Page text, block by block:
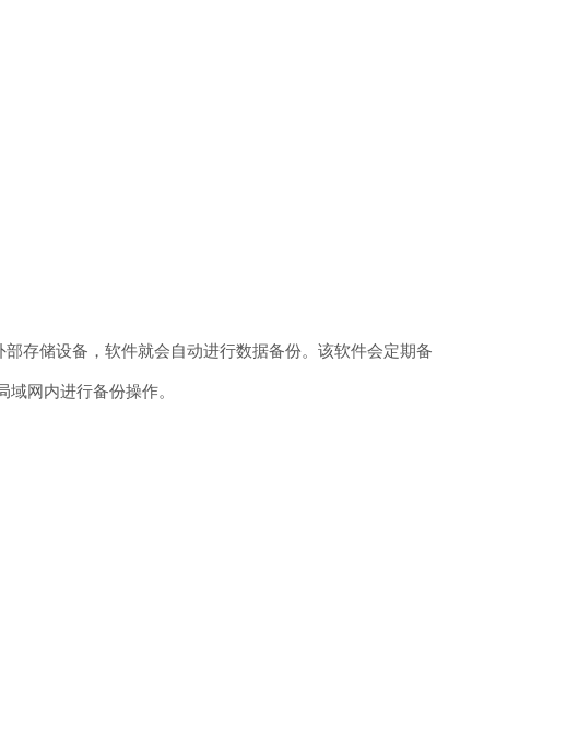
存储设备，软件就会自动进行数据备份。该软件会定期备
网内进行备份操作。